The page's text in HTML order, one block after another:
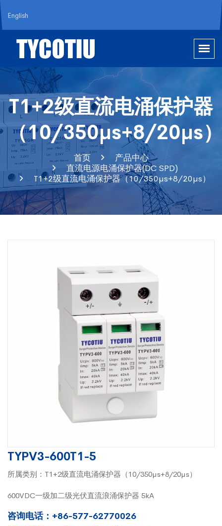
English
T1+2级直流电涌保护器
（10/350µs+8/20µs
首页
产品中心
直流电源电涌保护器(DC SPD)
T1+2级直流电涌保护器（10/350µs+8/20µs）
TYPV3-600T1-5
所属类别：T1+2级直流电涌保护器（10/350µs+8/20µs）
600VDC一级加二级光伏直流浪涌保护器 5kA
咨询电话：+86-577-62770026